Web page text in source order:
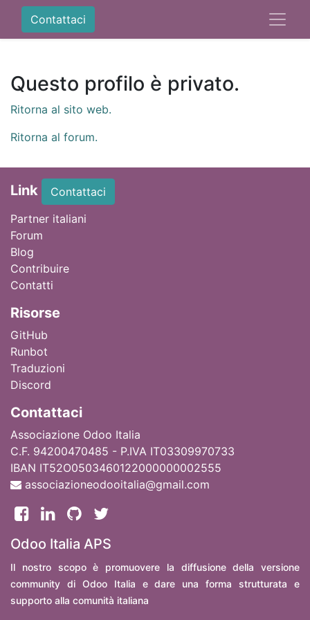
Contattaci
Questo profilo è privato.
Ritorna al sito web.
Ritorna al forum.
Link
Contattaci
Partner italiani
Forum
Blog
Contribuire
Contatti
Risorse
GitHub
Runbot
Traduzioni
Discord
Contattaci
Associazione Odoo Italia
C.F. 94200470485 - P.IVA IT03309970733
IBAN IT52O0503460122000000002555
associazioneodooitalia@gmail.com
Odoo Italia APS
Il nostro scopo è promuovere la diffusione della versione
community di Odoo Italia e dare una forma strutturata e
supporto alla comunità italiana